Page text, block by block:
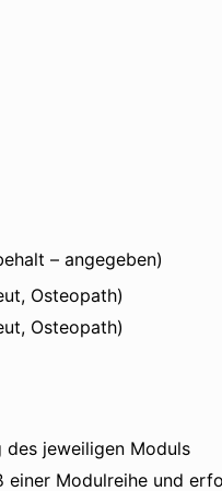
– angegeben)
Osteopath)
Osteopath)
des jeweiligen Moduls
einer Modulreihe und